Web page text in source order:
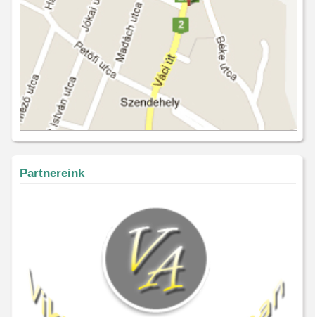
Partnereink